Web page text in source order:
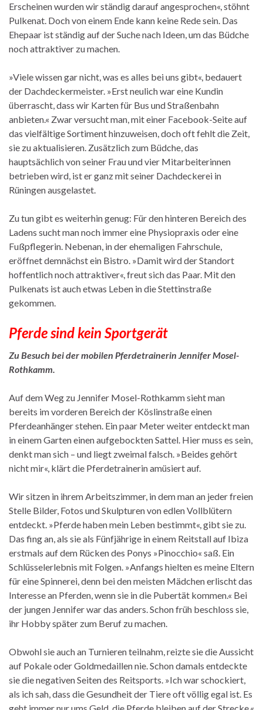
Erscheinen wurden wir ständig darauf angesprochen«, stöhnt
Pulkenat. Doch von einem Ende kann keine Rede sein. Das
Ehepaar ist ständig auf der Suche nach Ideen, um das Büdche
noch attraktiver zu machen.
»Viele wissen gar nicht, was es alles bei uns gibt«, bedauert
der Dachdeckermeister. »Erst neulich war eine Kundin
überrascht, dass wir Karten für Bus und Straßenbahn
anbieten.« Zwar versucht man, mit einer Facebook-Seite auf
das vielfältige Sortiment hinzuweisen, doch oft fehlt die Zeit,
sie zu aktualisieren. Zusätzlich zum Büdche, das
hauptsächlich von seiner Frau und vier Mitarbeiterinnen
betrieben wird, ist er ganz mit seiner Dachdeckerei in
Rüningen ausgelastet.
Zu tun gibt es weiterhin genug: Für den hinteren Bereich des
Ladens sucht man noch immer eine Physiopraxis oder eine
Fußpflegerin. Nebenan, in der ehemaligen Fahrschule,
eröffnet demnächst ein Bistro. »Damit wird der Standort
hoffentlich noch attraktiver«, freut sich das Paar. Mit den
Pulkenats ist auch etwas Leben in die Stettinstraße
gekommen.
Pferde sind kein Sportgerät
Zu Besuch bei der mobilen Pferdetrainerin Jennifer Mosel-
Rothkamm.
Auf dem Weg zu Jennifer Mosel-Rothkamm sieht man
bereits im vorderen Bereich der Köslinstraße einen
Pferdeanhänger stehen. Ein paar Meter weiter entdeckt man
in einem Garten einen aufgebockten Sattel. Hier muss es sein,
denkt man sich – und liegt zweimal falsch. »Beides gehört
nicht mir«, klärt die Pferdetrainerin amüsiert auf.
Wir sitzen in ihrem Arbeitszimmer, in dem man an jeder freien
Stelle Bilder, Fotos und Skulpturen von edlen Vollblütern
entdeckt. »Pferde haben mein Leben bestimmt«, gibt sie zu.
Das fing an, als sie als Fünfjährige in einem Reitstall auf Ibiza
erstmals auf dem Rücken des Ponys »Pinocchio« saß. Ein
Schlüsselerlebnis mit Folgen. »Anfangs hielten es meine Eltern
für eine Spinnerei, denn bei den meisten Mädchen erlischt das
Interesse an Pferden, wenn sie in die Pubertät kommen.« Bei
der jungen Jennifer war das anders. Schon früh beschloss sie,
ihr Hobby später zum Beruf zu machen.
Obwohl sie auch an Turnieren teilnahm, reizte sie die Aussicht
auf Pokale oder Goldmedaillen nie. Schon damals entdeckte
sie die negativen Seiten des Reitsports. »Ich war schockiert,
als ich sah, dass die Gesundheit der Tiere oft völlig egal ist. Es